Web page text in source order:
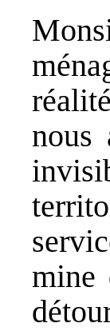
nous
mine